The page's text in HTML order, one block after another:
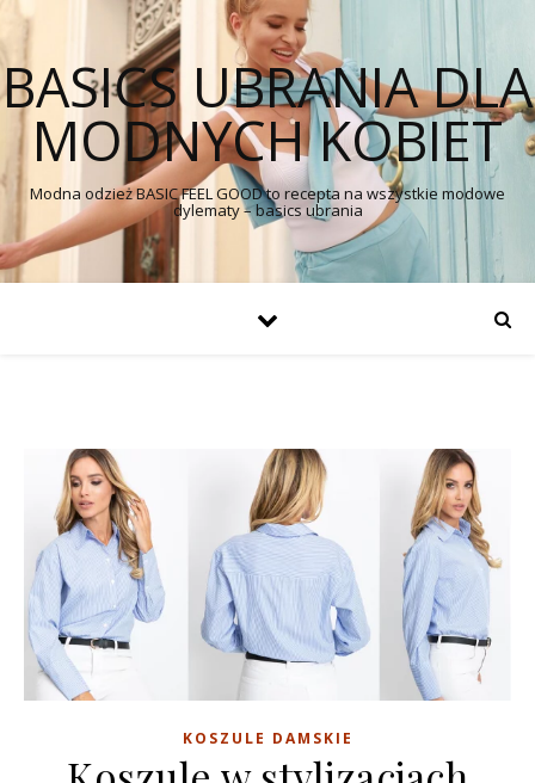
BASICS UBRANIA DLA
MODNYCH KOBIET
Modna odzież BASIC FEEL GOOD to recepta na wszystkie modowe
dylematy – basics ubrania
KOSZULE DAMSKIE